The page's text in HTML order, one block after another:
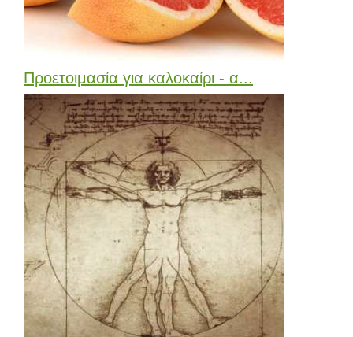
Προετοιμασία για καλοκαίρι - α...